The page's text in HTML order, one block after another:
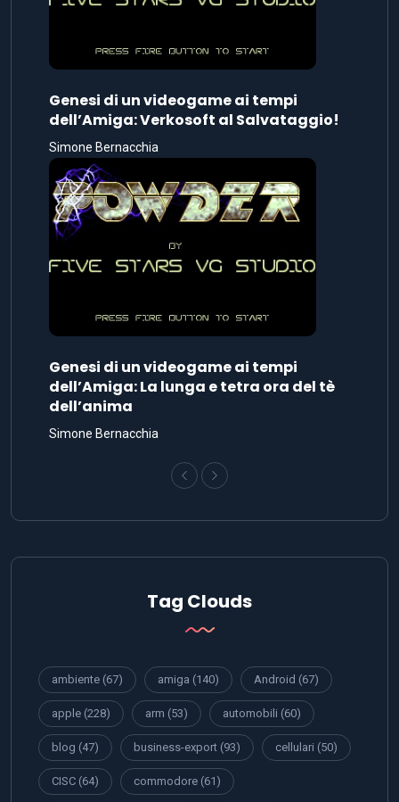
Genesi di un videogame ai tempi
dell’Amiga: Verkosoft al Salvataggio!
Simone Bernacchia
Genesi di un videogame ai tempi
dell’Amiga: La lunga e tetra ora del tè
dell’anima
Simone Bernacchia
Tag Clouds
ambiente (67) amiga (140) Android (67)
apple (228) arm (53) automobili (60)
blog (47) business-export (93) cellulari (50)
CISC (64) commodore (61)